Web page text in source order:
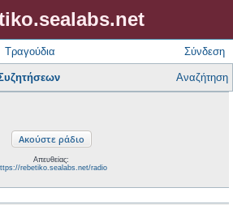
Τραγούδια Σύνδεση
Αναζήτηση
Απευθείας:
rebetiko.sealabs.net/radio